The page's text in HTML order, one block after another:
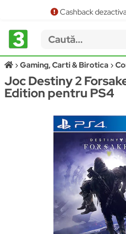
Cashback
Gaming, Carti & Birotica
Joc Destiny 2
Edition pentru PS4